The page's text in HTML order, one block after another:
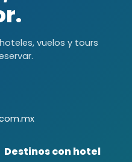
vuelos y tours
Destinos con hotel